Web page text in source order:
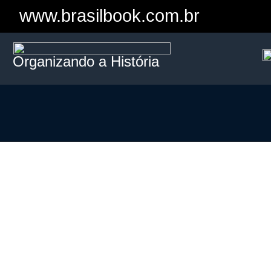
www.brasilbook.com.br
Organizando a História